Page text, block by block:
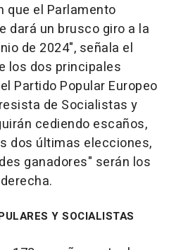
que el Parlamento
dará un brusco giro a la
de 2024", señala el
los dos principales
Partido Popular Europeo
de Socialistas y
cediendo escaños,
dos últimas elecciones,
ganadores" serán los
Y SOCIALISTAS